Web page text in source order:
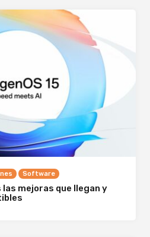
Software
las mejoras que llegan y